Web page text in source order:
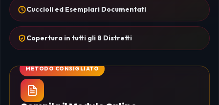
Cuccioli ed Esemplari Documentati
Copertura in tutti gli 8 Distretti